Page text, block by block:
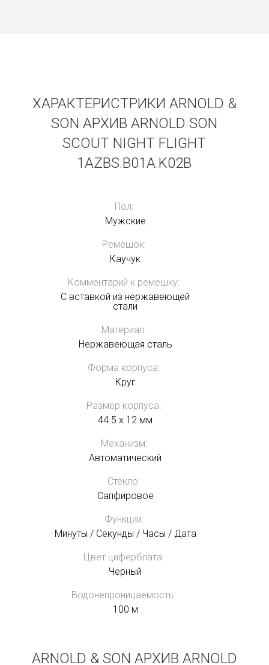
ХАРАКТЕРИСТРИКИ ARNOLD &
SON АРХИВ ARNOLD SON
SCOUT NIGHT FLIGHT
1AZBS.B01A.K02B
Пол:
Мужские
Ремешок:
Каучук
Комментарий к ремешку:
С вставкой из нержавеющей
стали
Материал:
Нержавеющая сталь
Форма корпуса:
Круг
Размер корпуса:
44.5 x 12 мм
Механизм:
Автоматический
Стекло:
Сапфировое
Функции:
Минуты / Секунды / Часы / Дата
Цвет циферблата:
Черный
Водонепроницаемость:
100 м
ARNOLD & SON АРХИВ ARNOLD